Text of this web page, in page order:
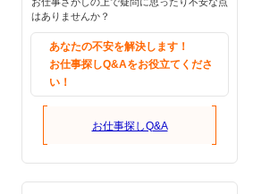
はありませんか？
あなたの不安を解決します！
お仕事探しQ&Aをお役立てくださ
い！
お仕事探しQ&A